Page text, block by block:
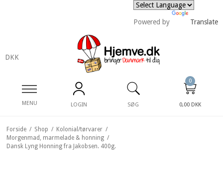
Powered by Translate
DKK
MENU LOGIN SØG
0
0,00 DKK
Forside / Shop / Kolonial/tørvarer /
Morgenmad, marmelade & honning /
Dansk Lyng Honning fra Jakobsen. 400g.